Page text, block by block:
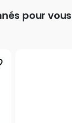
pour vous